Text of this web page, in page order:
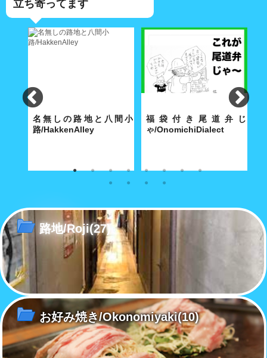
立ち寄ってます
名無しの路地と八間小
路/HakkenAlley
奥深い路地の真ん中に大きな空
福袋付き尾道弁じ
ゃ/OnomichiDialect
経済合理性が優先する現代社会
路地/Roji(27)
お好み焼き/Okonomiyaki(10)